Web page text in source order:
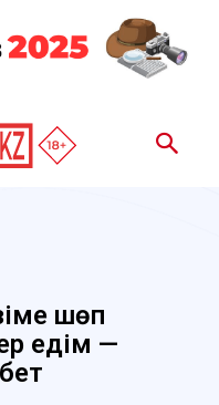
шөп
едім —